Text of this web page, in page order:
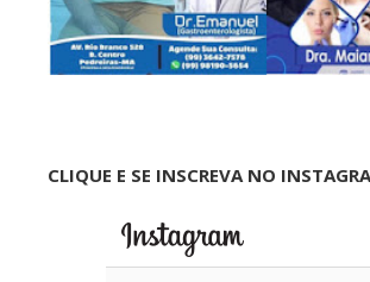
CLIQUE E SE INSCREVA NO